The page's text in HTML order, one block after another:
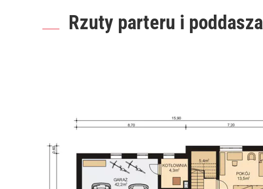
Rzuty parteru i poddasza